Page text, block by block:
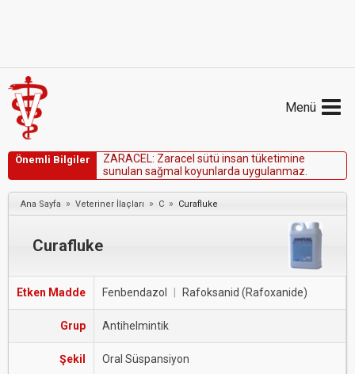
Menü
Önemli Bilgiler ZARACEL: Zarace sütü insan tüketimine
sunu an sağma koyun arda uygu anmaz
Ana Sayfa » Veteriner İlaçları » C » Curafluke
Curafluke
Etken Madde Fenbendazol Rafoksanid (Rafoxanide)
Grup Antihelmintik
Şekil Oral Süspansiyon